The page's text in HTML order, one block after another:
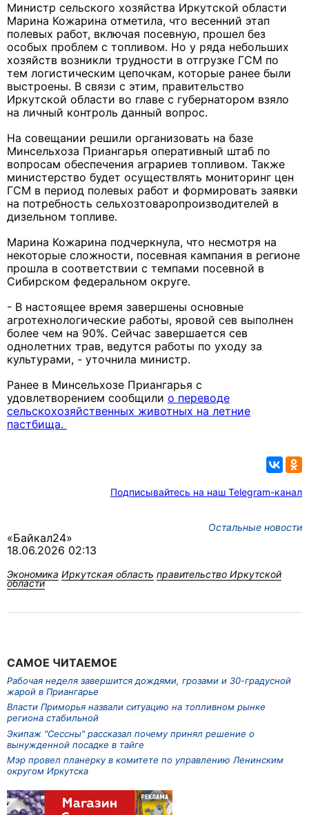
Министр сельского хозяйства Иркутской области
Марина Кожарина отметила, что весенний этап
полевых работ, включая посевную, прошел без
особых проблем с топливом. Но у ряда небольших
хозяйств возникли трудности в отгрузке ГСМ по
тем логистическим цепочкам, которые ранее были
выстроены. В связи с этим, правительство
Иркутской области во главе с губернатором взяло
на личный контроль данный вопрос.
На совещании решили организовать на базе
Минсельхоза Приангарья оперативный штаб по
вопросам обеспечения аграриев топливом. Также
министерство будет осуществлять мониторинг цен
ГСМ в период полевых работ и формировать заявки
на потребность сельхозтоваропроизводителей в
дизельном топливе.
Марина Кожарина подчеркнула, что несмотря на
некоторые сложности, посевная кампания в регионе
прошла в соответствии с темпами посевной в
Сибирском федеральном округе.
- В настоящее время завершены основные
агротехнологические работы, яровой сев выполнен
более чем на 90%. Сейчас завершается сев
однолетних трав, ведутся работы по уходу за
культурами, - уточнила министр.
Ранее в Минсельхозе Приангарья с
удовлетворением сообщили о переводе
сельскохозяйственных животных на летние
пастбища.
Подписывайтесь на наш Telegram-канал
Остальные новости
«Байкал24»
18.06.2026 02:13
Экономика Иркутская область правительство Иркутской
области
САМОЕ ЧИТАЕМОЕ
Рабочая неделя завершится дождями, грозами и 30-градусной
жарой в Приангарье
Власти Приморья назвали ситуацию на топливном рынке
региона стабильной
Экипаж "Сессны" рассказал почему принял решение о
вынужденной посадке в тайге
Мэр провел планерку в комитете по управлению Ленинским
округом Иркутска